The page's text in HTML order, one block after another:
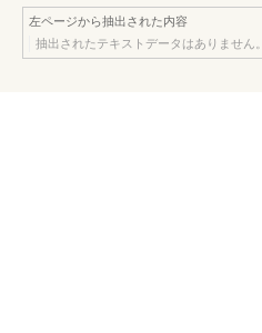
左ページから抽出された内容
抽出されたテキストデータはありません。